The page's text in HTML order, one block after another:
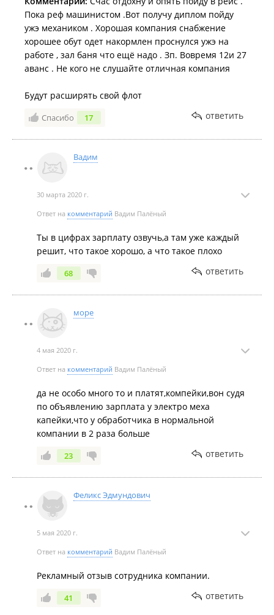
Пока реф машинистом .Вот получу диплом пойду
ужэ механиком . Хорошая компания снабжение
хорошее обут одет накормлен проснулся ужэ на
работе , зал баня что ещё надо . Зп. Вовремя 12и 27
аванс . Не кого не слушайте отличная компания
Будут расширять свой флот
Спасибо 17 ответить
Вадим
30 марта 2020 г.
Ответ на комментарий Вадим Палёный
Ты в цифрах зарплату озвучь,а там уже каждый
решит, что такое хорошо, а что такое плохо
68 ответить
море
4 мая 2020 г.
Ответ на комментарий Вадим Палёный
да не особо много то и платят,компейки,вон судя
по объявлению зарплата у электро меха
капейки,что у обработчика в нормальной
компании в 2 раза больше
23 ответить
Феликс Эдмундович
5 мая 2020 г.
Ответ на комментарий Вадим Палёный
Рекламный отзыв сотрудника компании.
41 ответить